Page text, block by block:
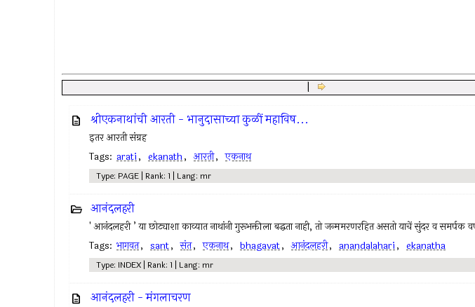
श्रीएकनाथांची आरती - भानुदासाच्या कुळीं महाविष...
इतर आरती संग्रह
Tags: arati, ekanath, आरती, एकनाथ
Type: PAGE | Rank: 1 | Lang: mr
आनंदलहरी
' आनंदलहरी ’ या छोट्याशा काव्यात नाथांनी गुरूभक्तीला बद्धता नाही, तो जन्ममरणरहित असतो याचें सुंदर व
Tags: भागवत, sant, संत, एकनाथ, bhagavat, आनंदलहरी, anandalahari, ekanatha
Type: INDEX | Rank: 1 | Lang: mr
आनंदलहरी - मंगलाचरण